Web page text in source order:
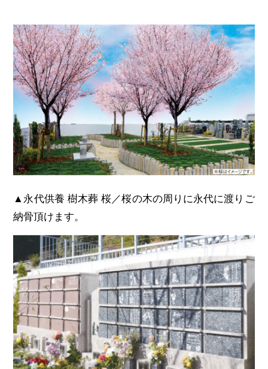
▲永代供養 樹木葬 桜／桜の木の周りに永代に渡りご
納骨頂けます。